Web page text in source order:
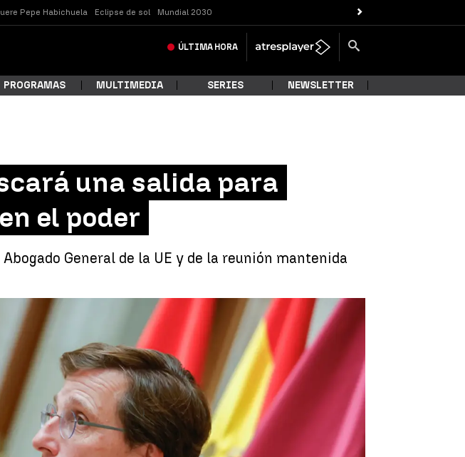
Pepe Habichuela Eclipse de sol Mundial 2030
ÚLTIMA HORA
PROGRAMAS MULTIMEDIA SERIES NEWSLETTER
una salida para
el poder
General de la UE y de la reunión mantenida